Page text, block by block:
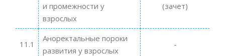
и промежности у
взрослых
(зачет)
11.1
Аноректальные пороки
развития у взрослых
-